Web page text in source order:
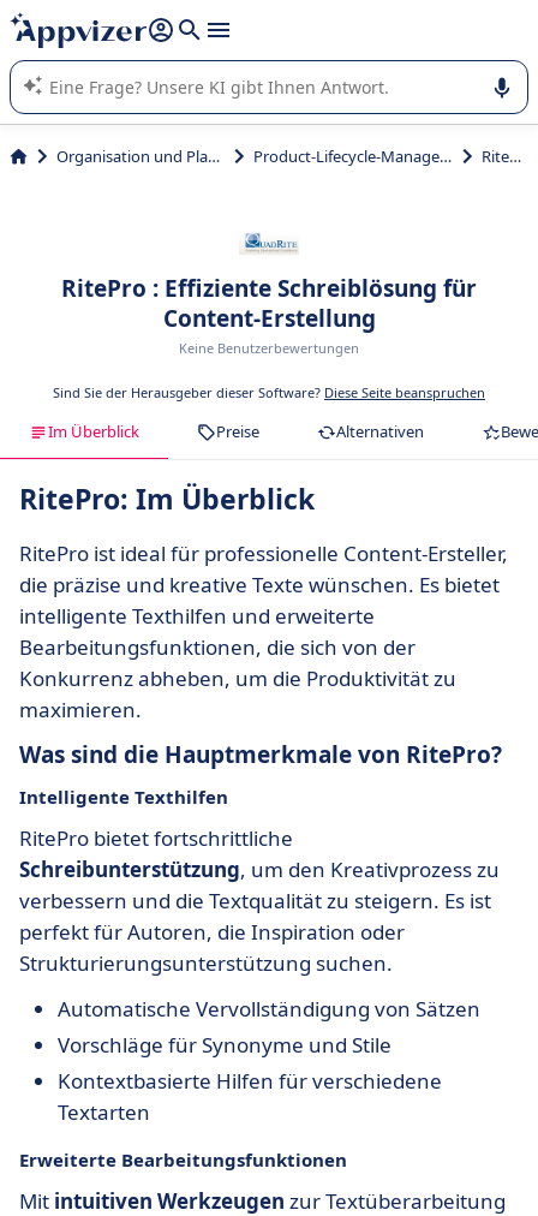
beantworten (mehrere Zeilen mit
Die KI von Appvizer führt Sie bei der Nutzung oder Auswahl
von SaaS-Software in Unternehmen.
Organisation und Planung Product-Lifecycle-Management RitePro
RitePro : Effiziente Schreiblösung für
Content-Erstellung
Keine Benutzerbewertungen
Sind Sie der Herausgeber dieser Software? Diese Seite beanspruchen
Im Überblick Preise Alternativen
RitePro: Im Überblick
RitePro ist ideal für professionelle Content-Ersteller,
die präzise und kreative Texte wünschen. Es bietet
intelligente Texthilfen und erweiterte
Bearbeitungsfunktionen, die sich von der
Konkurrenz abheben, um die Produktivität zu
maximieren.
Was sind die Hauptmerkmale von RitePro?
Intelligente Texthilfen
RitePro bietet fortschrittliche
Schreibunterstützung, um den Kreativprozess zu
verbessern und die Textqualität zu steigern. Es ist
perfekt für Autoren, die Inspiration oder
Strukturierungsunterstützung suchen.
Automatische Vervollständigung von Sätzen
Vorschläge für Synonyme und Stile
Kontextbasierte Hilfen für verschiedene
Textarten
Erweiterte Bearbeitungsfunktionen
Mit intuitiven Werkzeugen zur Textüberarbeitung